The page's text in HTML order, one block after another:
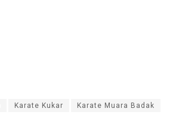
Karate Kukar Karate Muara Badak